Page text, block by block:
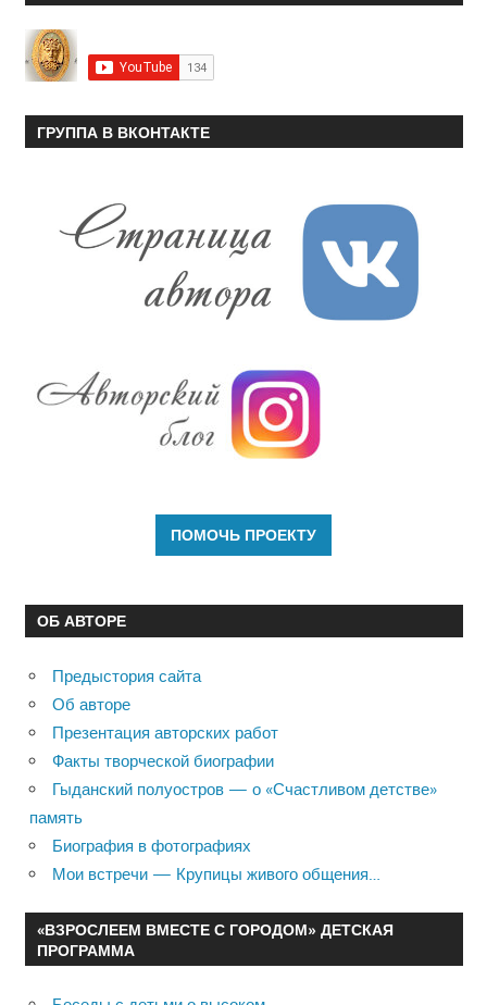
ГРУППА В ВКОНТАКТЕ
ОБ АВТОРЕ
Предыстория сайта
Об авторе
Презентация авторских работ
Факты творческой биографии
Гыданский полуостров — о «Счастливом детстве»
память
Биография в фотографиях
Мои встречи — Крупицы живого общения…
«ВЗРОСЛЕЕМ ВМЕСТЕ С ГОРОДОМ» ДЕТСКАЯ
ПРОГРАММА